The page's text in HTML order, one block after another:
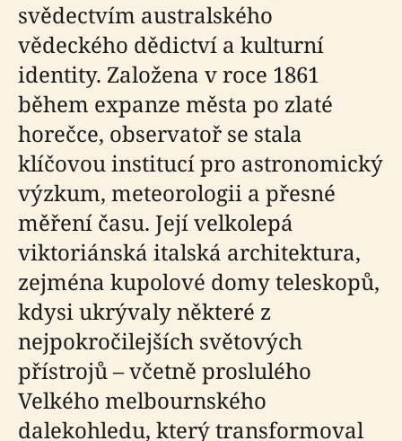
svědectvím australského
vědeckého dědictví a kulturní
identity. Založena v roce 1861
během expanze města po zlaté
horečce, observatoř se stala
klíčovou institucí pro astronomický
výzkum, meteorologii a přesné
měření času. Její velkolepá
viktoriánská italská architektura,
zejména kupolové domy teleskopů,
kdysi ukrývaly některé z
nejpokročilejších světových
přístrojů – včetně proslulého
Velkého melbournského
dalekohledu, který transformoval